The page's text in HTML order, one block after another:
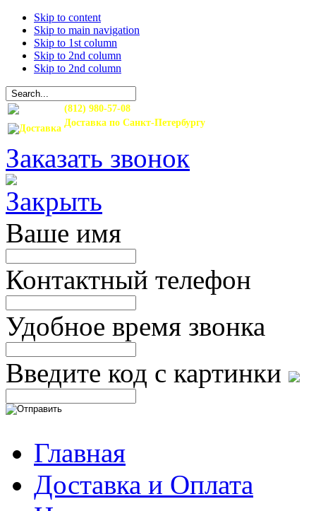
Skip to content
Skip to main navigation
Skip to 1st column
Skip to 2nd column
Skip to 2nd column
(812) 980-57-08
Доставка по Санкт-Петербургу
Заказать звонок
Ваше имя
Контактный телефон
Удобное время звонка
Введите код с картинки
Главная
Доставка и Оплата